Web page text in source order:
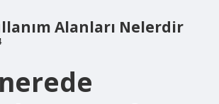
Alanları Nelerdir